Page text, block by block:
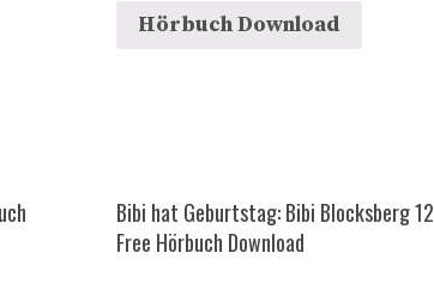
Hörbuch Download
Bibi hat Geburtstag: Bibi Blocksberg 12
Free Hörbuch Download